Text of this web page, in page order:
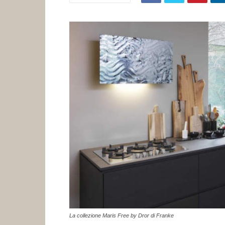
La collezione Maris Free by Dror di Franke